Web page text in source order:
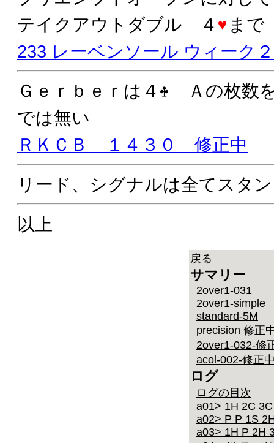
テイクアウトダブル ４
まで
233 レーベンソール ウィーク
Ｇｅｒｂｅｒは４
Ａの枚数
では無い
ＲＫＣＢ １４３０ 修正中
リード、シグナルは全てスタ
以上
戻る
サマリー
2over1-031
2over1-simple
standard-5M
precision 修正
2over1-032-修
acol-002-修正
ログ
ログの目次
a01> 1H 2C
a02> P P 1S
a03> 1H P 2H